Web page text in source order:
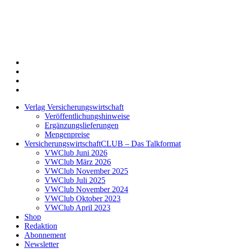
Verlag Versicherungswirtschaft
Veröffentlichungshinweise
Ergänzungslieferungen
Mengenpreise
VersicherungswirtschaftCLUB – Das Talkformat
VWClub Juni 2026
VWClub März 2026
VWClub November 2025
VWClub Juli 2025
VWClub November 2024
VWClub Oktober 2023
VWClub April 2023
Shop
Redaktion
Abonnement
Newsletter